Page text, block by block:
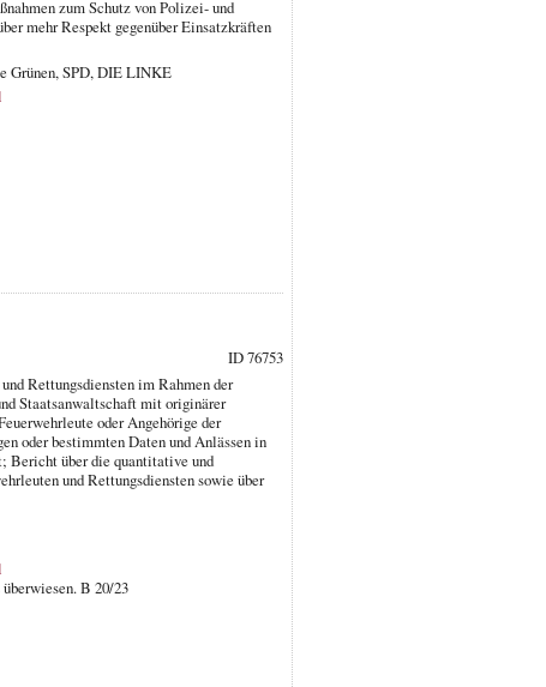
zum Schutz von Polizei- und
mehr Respekt gegenüber Einsatzkräften
Grünen, SPD, DIE LINKE
ID 76753
Rettungsdiensten im Rahmen der
Staatsanwaltschaft mit originärer
oder Angehörige der
oder bestimmten Daten und Anlässen in
Bericht über die quantitative und
und Rettungsdiensten sowie über
B 20/23